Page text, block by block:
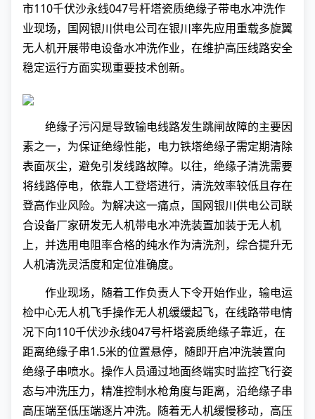
市110千伏沙永线047号杆塔瓷质绝缘子带电水冲洗作
业现场，国网银川供电公司在银川率先应用重载多旋翼
无人机开展带电设备水冲洗作业，在维护高压线路安全
稳定运行方面实现重要技术创新。
绝缘子污闪是导致输电线路发生跳闸故障的主要因
素之一，为保证绝缘性能，电力铁塔绝缘子需定期清除
表面灰尘，避免引发线路故障。以往，绝缘子清洗需要
将线路停电，依靠人工登塔进行，清洗效率较低且存在
登高作业风险。为解决这一痛点，国网银川供电公司联
合设备厂家研发无人机带电水冲洗装置加装于无人机
上，并选用电阻率合格的纯水作为清洗剂，综合提升无
人机清洗灵活度和定位准确度。
作业现场，随着工作负责人下令开始作业，输电运
检中心无人机飞手操作无人机缓缓起飞，在线路带电情
况下向110千伏沙永线047号杆塔瓷质绝缘子靠近，在
距离绝缘子串1.5米的位置悬停，随即开启冲洗装置向
绝缘子串喷水。操作人员通过地面终端实时监控飞行姿
态与冲洗压力，精准控制水枪角度与距离，沿绝缘子串
高压端至低压端逐片冲洗。随着无人机缓慢移动，高压